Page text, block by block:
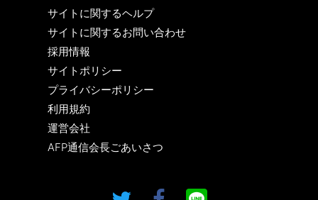
サイトに関するヘルプ
サイトに関するお問い合わせ
採用情報
サイトポリシー
プライバシーポリシー
利用規約
運営会社
AFP通信会長ごあいさつ